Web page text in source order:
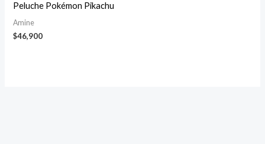
Peluche Pokémon Pikachu
Amine
$46,900